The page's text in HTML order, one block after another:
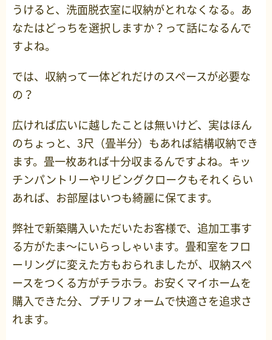
うけると、洗面脱衣室に収納がとれなくなる。あ
なたはどっちを選択しますか？って話になるんで
すよね。
では、収納って一体どれだけのスペースが必要な
の？
広ければ広いに越したことは無いけど、実はほん
のちょっと、3尺（畳半分）もあれば結構収納でき
ます。畳一枚あれば十分収まるんですよね。キッ
チンパントリーやリビングクロークもそれくらい
あれば、お部屋はいつも綺麗に保てます。
弊社で新築購入いただいたお客様で、追加工事す
る方がたま～にいらっしゃいます。畳和室をフロ
ーリングに変えた方もおられましたが、収納スペ
ースをつくる方がチラホラ。お安くマイホームを
購入できた分、プチリフォームで快適さを追求さ
れます。